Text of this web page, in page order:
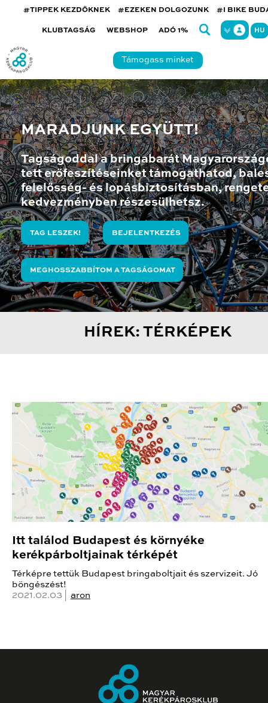
#TIPPEK KEZDŐKNEK #EZEKEN DOLGOZUNK #I BIKE
KLUBTAGSÁG WEBSHOP ADÓ 1% HU
Támogass minket
MARADJUNK EGYÜTT!
Tagságoddal a bringabarát
tett erőfeszítéseinket támogathatod,
felelősség- és lopásbiztosításban,
kedvezményben részesülhetsz.
TAG LESZEK! BEJELENTKEZÉS
MEGHOSSZABBÍTOM A TAGSÁGOMAT
HÍREK: TÉRKÉPEK
Itt találod Budapest és környéke
kerékpárboltjainak térképét
Térképre tettük Budapest bringaboltjait és szervizeit. Jó
böngészést!
2021.02.03 | aron